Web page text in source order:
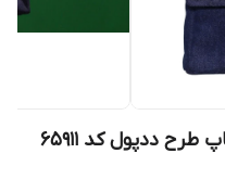
ددپول کد 65911